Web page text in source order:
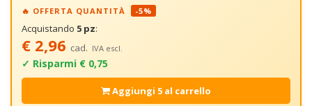
🔥 OFFERTA QUANTITÀ -5%
Acquistando 5 pz:
€ 2,96 cad. IVA escl.
✓ Risparmi € 0,75
Aggiungi 5 al carrello